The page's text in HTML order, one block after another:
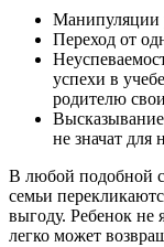
Манипуляции
Переход от
успехи в
родителю
не значат для
В любой подобной
семьи
выгоду. Ребенок не
легко может